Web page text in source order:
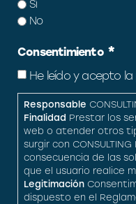
Sí
No
Consentimiento *
He leído y acepto la
Responsable
Finalidad Prestar los
web o atender otros
surgir con CONSULTING
consecuencia de las
que el usuario realice
Legitimación
dispuesto en el